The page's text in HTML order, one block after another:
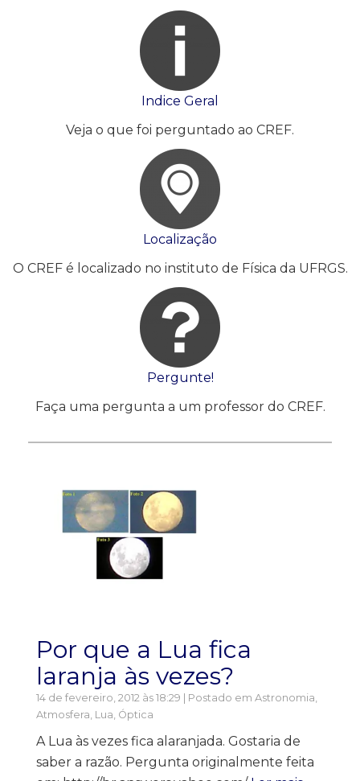
Indice Geral
Veja o que foi perguntado ao CREF.
Localização
O CREF é localizado no instituto de Física da UFRGS.
Pergunte!
Faça uma pergunta a um professor do CREF.
Por que a Lua fica
laranja às vezes?
14 de fevereiro, 2012 às 18:29 | Postado em Astronomia
Atmosfera Lua Óptica
A Lua às vezes fica alaranjada. Gostaria de
saber a razão. Pergunta originalmente feita